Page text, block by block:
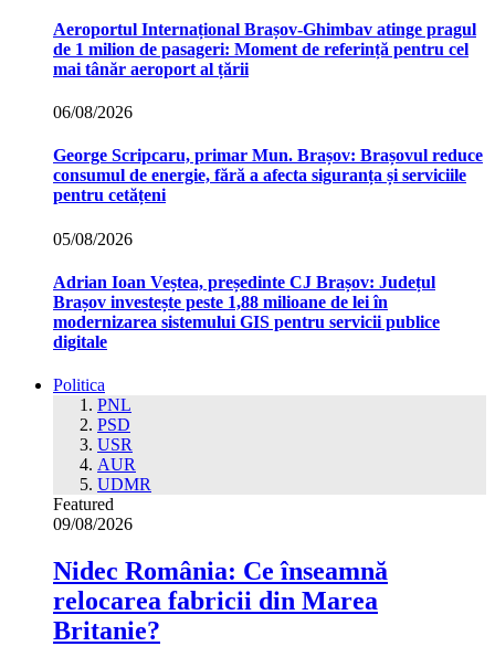
Aeroportul Internațional Brașov‑Ghimbav atinge pragul
de 1 milion de pasageri: Moment de referință pentru cel
mai tânăr aeroport al țării
06/08/2026
George Scripcaru, primar Mun. Brașov: Brașovul reduce
consumul de energie, fără a afecta siguranța și serviciile
pentru cetățeni
05/08/2026
Adrian Ioan Veștea, președinte CJ Brașov: Județul
Brașov investește peste 1,88 milioane de lei în
modernizarea sistemului GIS pentru servicii publice
digitale
Politica
PNL
PSD
USR
AUR
UDMR
Featured
09/08/2026
Nidec România: Ce înseamnă
relocarea fabricii din Marea
Britanie?